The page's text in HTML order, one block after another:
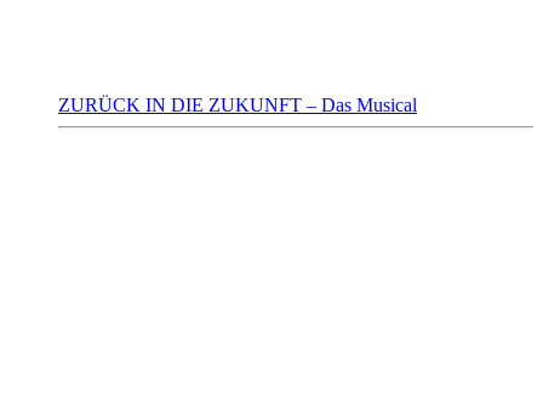
ZURÜCK IN DIE ZUKUNFT – Das Musical